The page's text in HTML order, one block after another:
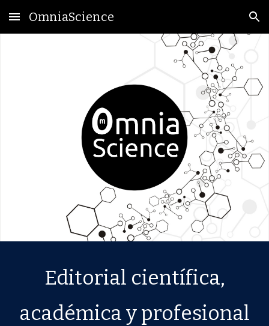
Skip to main content Skip to navigation
OmniaScience
Editorial científica,
académica y profesional